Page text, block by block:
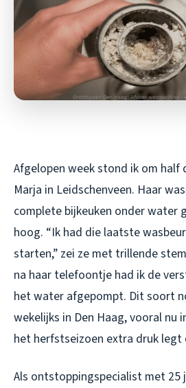
Afgelopen week stond ik om half
Marja in Leidschenveen. Haar
complete bijkeuken onder water
hoog. “Ik had die laatste
starten,” zei ze met trillende
na haar telefoontje had ik de
het water afgepompt. Dit soort
wekelijks in Den Haag, vooral nu
het herfstseizoen extra druk legt
Als ontstoppingspecialist met 25